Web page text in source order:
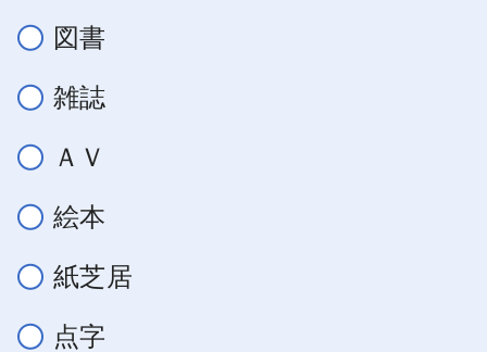
図書
雑誌
ＡＶ
絵本
紙芝居
点字